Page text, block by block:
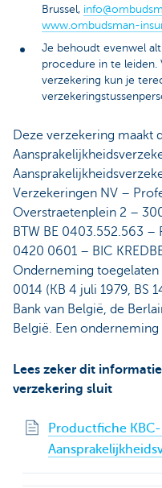
Brussel,
www.ombudsman-
Je behoudt evenwel
procedure in te leiden.
verzekering kun je
Deze verzekering maakt
Verzekeringen NV –
Overstraetenplein 2 –
BTW BE 0403.552.563 –
0420 0601 – BIC
Onderneming
0014 (KB 4 juli 1979, BS
Bank van België, de
België. Een
Lees zeker dit
verzekering sluit
Productfiche